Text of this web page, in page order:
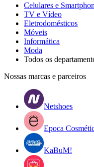
Celulares e
TV e Vídeo
Eletrodomésticos
Móveis
Informática
Moda
Todos os
Nossas marcas e parceiros
Netshoes
Epoca
KaBuM!